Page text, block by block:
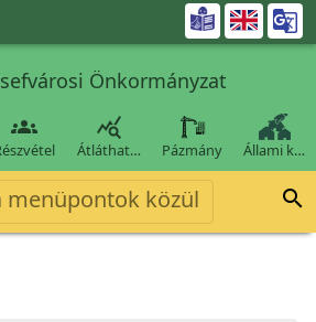

Önkormányzat
 
Átláthat… Pázmány Állami k…
menüpontok közül 